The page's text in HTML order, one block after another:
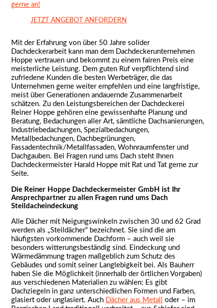
gerne an!
JETZT ANGEBOT ANFORDERN
Mit der Erfahrung von über 50 Jahre solider
Dachdeckerarbeit kann man dem Dachdeckerunternehmen
Hoppe vertrauen und bekommt zu einem fairen Preis eine
meisterliche Leistung. Dem guten Ruf verpflichtend sind
zufriedene Kunden die besten Werbeträger, die das
Unternehmen gerne weiter empfehlen und eine langfristige,
meist über Generationen andauernde Zusammenarbeit
schätzen. Zu den Leistungsbereichen der Dachdeckerei
Reiner Hoppe gehören eine gewissenhafte Planung und
Beratung, Bedachungen aller Art, sämtliche Dachsanierungen,
Industriebedachungen, Spezialbedachungen,
Metallbedachungen, Dachbegrünungen,
Fassadentechnik/Metallfassaden, Wohnraumfenster und
Dachgauben. Bei Fragen rund ums Dach steht Ihnen
Dachdeckermeister Harald Hoppe mit Rat und Tat gerne zur
Seite.
Die Reiner Hoppe Dachdeckermeister GmbH ist Ihr
Ansprechpartner zu allen Fragen rund ums Dach
Steildach­eindeckung
Alle Dächer mit Neigungswinkeln zwischen 30 und 62 Grad
werden als „Steildächer“ bezeichnet. Sie sind die am
häufigsten vorkommende Dachform – auch weil sie
besonders witterungsbeständig sind. Eindeckung und
Wärmedämmung tragen maßgeblich zum Schutz des
Gebäudes und somit seiner Langlebigkeit bei. Als Bauherr
haben Sie die Möglichkeit (innerhalb der örtlichen Vorgaben)
aus verschiedenen Materialien zu wählen: Es gibt
Dachziegeln in ganz unterschiedlichen Formen und Farben,
glasiert oder unglasiert. Auch Dächer aus Metall
oder – im